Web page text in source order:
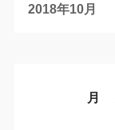
2018年10月
月